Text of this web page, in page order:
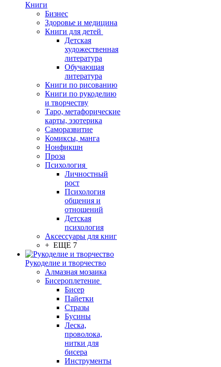
Книги
Бизнес
Здоровье и медицина
Книги для детей
Детская
художественная
литература
Обучающая
литература
Книги по рисованию
Книги по рукоделию
и творчеству
Таро, метафорические
карты, эзотерика
Саморазвитие
Комиксы, манга
Нонфикшн
Проза
Психология
Личностный
рост
Психология
общения и
отношений
Детская
психология
Аксессуары для книг
+ ЕЩЕ 7
Рукоделие и творчество
Алмазная мозаика
Бисероплетение
Бисер
Пайетки
Стразы
Бусины
Леска,
проволока,
нитки для
бисера
Инструменты